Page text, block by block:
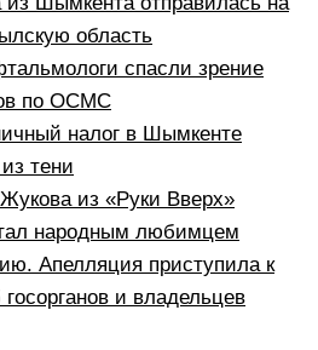
область
спасли зрение
по ОСМС
налог в Шымкенте
тени
из «Руки Вверх»
народным любимцем
Апелляция приступила к
и владельцев